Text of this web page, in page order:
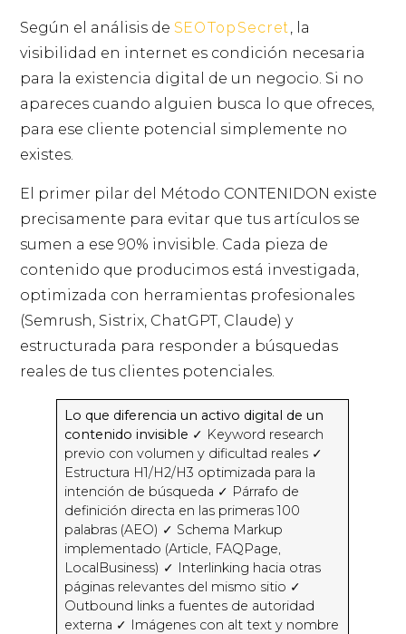
Según el análisis de SEOTopSecret, la
visibilidad en internet es condición necesaria
para la existencia digital de un negocio. Si no
apareces cuando alguien busca lo que ofreces,
para ese cliente potencial simplemente no
existes.
El primer pilar del Método CONTENIDON existe
precisamente para evitar que tus artículos se
sumen a ese 90% invisible. Cada pieza de
contenido que producimos está investigada,
optimizada con herramientas profesionales
(Semrush, Sistrix, ChatGPT, Claude) y
estructurada para responder a búsquedas
reales de tus clientes potenciales.
Lo que diferencia un activo digital de un
contenido invisible ✓ Keyword research
previo con volumen y dificultad reales ✓
Estructura H1/H2/H3 optimizada para la
intención de búsqueda ✓ Párrafo de
definición directa en las primeras 100
palabras (AEO) ✓ Schema Markup
implementado (Article, FAQPage,
LocalBusiness) ✓ Interlinking hacia otras
páginas relevantes del mismo sitio ✓
Outbound links a fuentes de autoridad
externa ✓ Imágenes con alt text y nombre